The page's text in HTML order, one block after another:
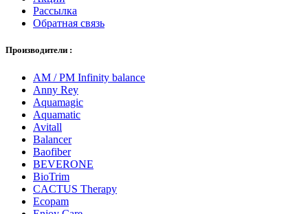
Рассылка
Обратная связь
Производители :
AM / PM Infinity balance
Anny Rey
Aquamagic
Aquamatic
Avitall
Balancer
Baofiber
BEVERONE
BioTrim
CACTUS Therapy
Ecopam